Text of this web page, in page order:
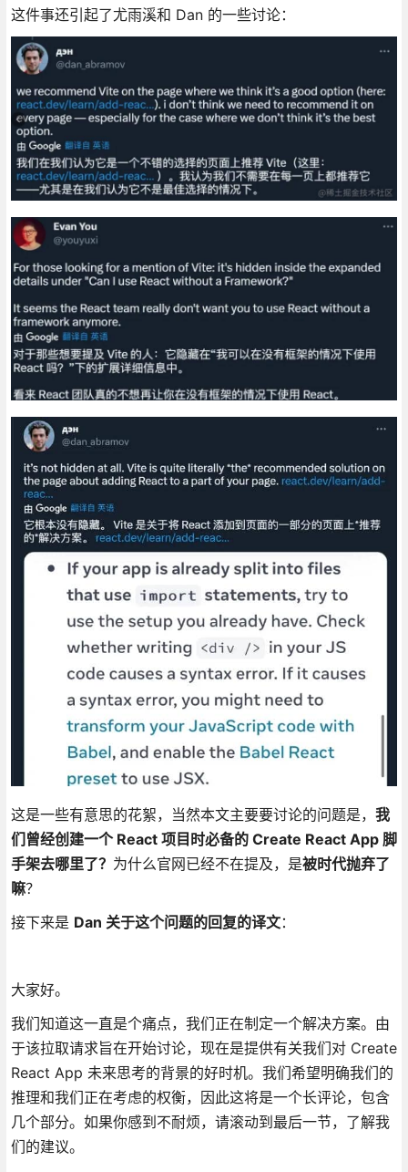
这件事还引起了尤雨溪和 Dan 的一些讨论：
这是一些有意思的花絮，当然本文主要要讨论的问题是， 我
们曾经创建一个 React 项目时必备的 Create React App 脚
手架去哪里了？ 为什么官网已经不在提及，是被时代抛弃了
嘛？
接下来是 Dan 关于这个问题的回复的译文：
大家好。
我们知道这一直是个痛点，我们正在制定一个解决方案。由
于该拉取请求旨在开始讨论，现在是提供有关我们对 Create
React App 未来思考的背景的好时机。我们希望明确我们的
推理和我们正在考虑的权衡，因此这将是一个长评论，包含
几个部分。如果你感到不耐烦，请滚动到最后一节，了解我
们的建议。